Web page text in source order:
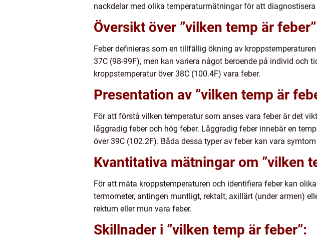
nackdelar med olika temperaturmätningar för att diagnostisera
Översikt över ”vilken temp är
Feber definieras som en tillfällig ökning av
37C (98-99F), men kan variera något beroende på individ och
kroppstemperatur över 38C (100.4F) vara feber.
Presentation av ”vilken temp är
För att förstå vilken temperatur som anses vara feber är det
låggradig feber och hög feber. Låggradig feber innebär en
över 39C (102.2F). Båda dessa typer av feber kan vara
Kvantitativa mätningar om ”vilken
För att mäta kroppstemperaturen och identifiera feber kan
termometer, antingen muntligt, rektalt, axillärt (under armen)
rektum eller mun vara feber.
Skillnader i ”vilken temp är feber”: